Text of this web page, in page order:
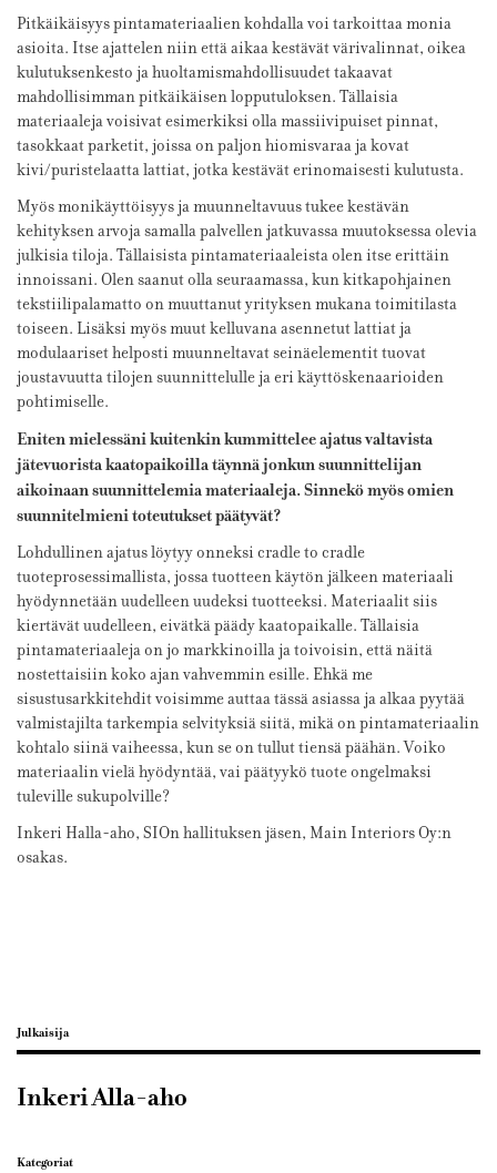
Pitkäikäisyys pintamateriaalien kohdalla voi tarkoittaa monia
asioita. Itse ajattelen niin että aikaa kestävät värivalinnat, oikea
kulutuksenkesto ja huoltamismahdollisuudet takaavat
mahdollisimman pitkäikäisen lopputuloksen. Tällaisia
materiaaleja voisivat esimerkiksi olla massiivipuiset pinnat,
tasokkaat parketit, joissa on paljon hiomisvaraa ja kovat
kivi/puristelaatta lattiat, jotka kestävät erinomaisesti kulutusta.
Myös monikäyttöisyys ja muunneltavuus tukee kestävän
kehityksen arvoja samalla palvellen jatkuvassa muutoksessa olevia
julkisia tiloja. Tällaisista pintamateriaaleista olen itse erittäin
innoissani. Olen saanut olla seuraamassa, kun kitkapohjainen
tekstiilipalamatto on muuttanut yrityksen mukana toimitilasta
toiseen. Lisäksi myös muut kelluvana asennetut lattiat ja
modulaariset helposti muunneltavat seinäelementit tuovat
joustavuutta tilojen suunnittelulle ja eri käyttöskenaarioiden
pohtimiselle.
Eniten mielessäni kuitenkin kummittelee ajatus valtavista
jätevuorista kaatopaikoilla täynnä jonkun suunnittelijan
aikoinaan suunnittelemia materiaaleja. Sinnekö myös omien
suunnitelmieni toteutukset päätyvät?
Lohdullinen ajatus löytyy onneksi cradle to cradle
tuoteprosessimallista, jossa tuotteen käytön jälkeen materiaali
hyödynnetään uudelleen uudeksi tuotteeksi. Materiaalit siis
kiertävät uudelleen, eivätkä päädy kaatopaikalle. Tällaisia
pintamateriaaleja on jo markkinoilla ja toivoisin, että näitä
nostettaisiin koko ajan vahvemmin esille. Ehkä me
sisustusarkkitehdit voisimme auttaa tässä asiassa ja alkaa pyytää
valmistajilta tarkempia selvityksiä siitä, mikä on pintamateriaalin
kohtalo siinä vaiheessa, kun se on tullut tiensä päähän. Voiko
materiaalin vielä hyödyntää, vai päätyykö tuote ongelmaksi
tuleville sukupolville?
Inkeri Halla-aho, SIOn hallituksen jäsen, Main Interiors Oy:n
osakas.
Julkaisija
Inkeri Alla-aho
Kategoriat